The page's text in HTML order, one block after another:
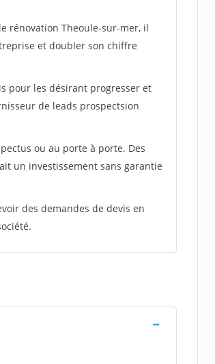
rénovation Theoule-sur-mer, il
et doubler son chiffre
pour les désirant progresser et
de leads prospectsion
ou au porte à porte. Des
un investissement sans garantie
des demandes de devis en